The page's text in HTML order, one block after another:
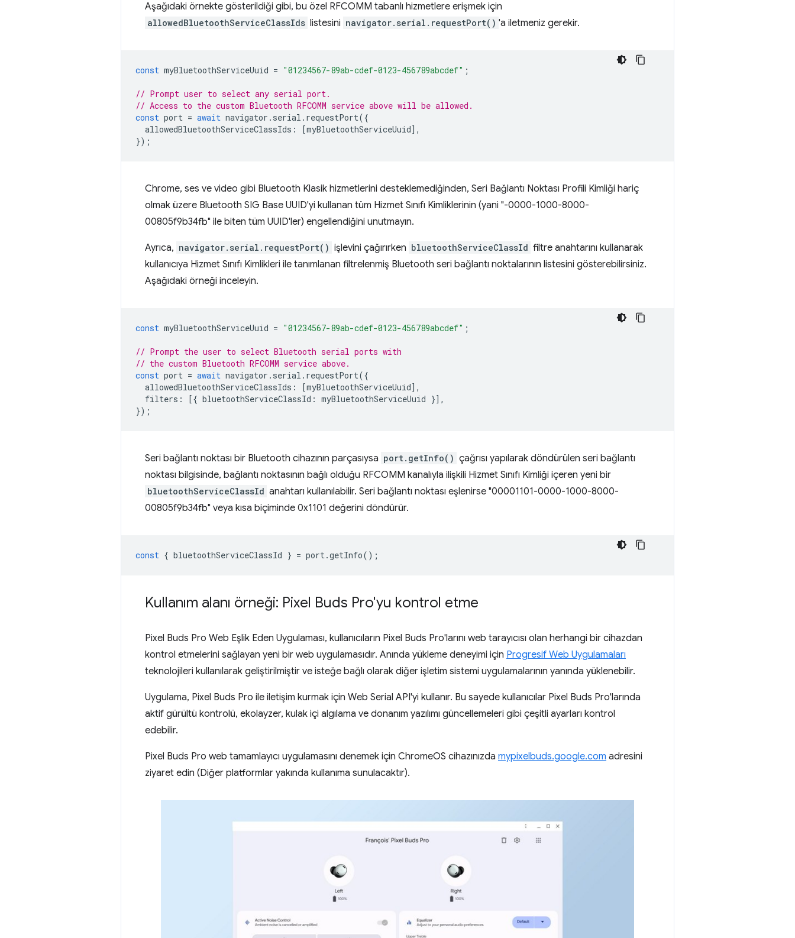
Aşağıdaki örnekte gösterildiği gibi, bu özel RFCOMM tabanlı hizmetlere erişmek için
allowedBluetoothServiceClassIds listesini navigator.serial.requestPort() 'a iletmeniz gerekir.
const myBluetoothServiceUuid = "01234567-89ab-cdef-0123-456789abcdef" ;
// Prompt user to select any serial port.
// Access to the custom Bluetooth RFCOMM service above will be allowed.
const port = await navigator . serial . requestPort({
allowedBluetoothServiceClassIds : [myBluetoothServiceUuid],
});
Chrome, ses ve video gibi Bluetooth Klasik hizmetlerini desteklemediğinden, Seri Bağlantı Noktası Profili Kimliği hariç
olmak üzere Bluetooth SIG Base UUID'yi kullanan tüm Hizmet Sınıfı Kimliklerinin (yani "-0000-1000-8000-
00805f9b34fb" ile biten tüm UUID'ler) engellendiğini unutmayın.
Ayrıca, navigator.serial.requestPort() işlevini çağırırken bluetoothServiceClassId filtre anahtarını kullanarak
kullanıcıya Hizmet Sınıfı Kimlikleri ile tanımlanan filtrelenmiş Bluetooth seri bağlantı noktalarının listesini gösterebilirsiniz.
Aşağıdaki örneği inceleyin.
const myBluetoothServiceUuid = "01234567-89ab-cdef-0123-456789abcdef" ;
// Prompt the user to select Bluetooth serial ports with
// the custom Bluetooth RFCOMM service above.
const port = await navigator . serial . requestPort({
allowedBluetoothServiceClassIds : [myBluetoothServiceUuid],
filters : [{ bluetoothServiceClassId : myBluetoothServiceUuid }],
});
Seri bağlantı noktası bir Bluetooth cihazının parçasıysa port.getInfo() çağrısı yapılarak döndürülen seri bağlantı
noktası bilgisinde, bağlantı noktasının bağlı olduğu RFCOMM kanalıyla ilişkili Hizmet Sınıfı Kimliği içeren yeni bir
bluetoothServiceClassId anahtarı kullanılabilir. Seri bağlantı noktası eşlenirse "00001101-0000-1000-8000-
00805f9b34fb" veya kısa biçiminde 0x1101 değerini döndürür.
const { bluetoothServiceClassId } = port.getInfo();
Kullanım alanı örneği: Pixel Buds Pro'yu kontrol etme
Pixel Buds Pro Web Eşlik Eden Uygulaması, kullanıcıların Pixel Buds Pro'larını web tarayıcısı olan herhangi bir cihazdan
kontrol etmelerini sağlayan yeni bir web uygulamasıdır. Anında yükleme deneyimi için Progresif Web Uygulamaları
teknolojileri kullanılarak geliştirilmiştir ve isteğe bağlı olarak diğer işletim sistemi uygulamalarının yanında yüklenebilir.
Uygulama, Pixel Buds Pro ile iletişim kurmak için Web Serial API'yi kullanır. Bu sayede kullanıcılar Pixel Buds Pro'larında
aktif gürültü kontrolü, ekolayzer, kulak içi algılama ve donanım yazılımı güncellemeleri gibi çeşitli ayarları kontrol
edebilir.
Pixel Buds Pro web tamamlayıcı uygulamasını denemek için ChromeOS cihazınızda mypixelbuds.google.com adresini
ziyaret edin (Diğer platformlar yakında kullanıma sunulacaktır).